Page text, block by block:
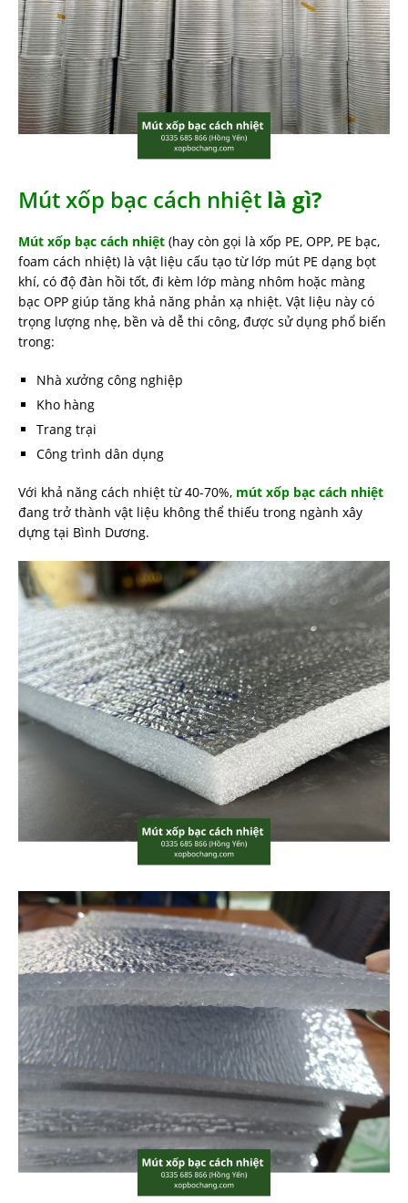
Mút xốp bạc cách nhiệt là gì?
Mút xốp bạc cách nhiệt (hay còn gọi là xốp PE, OPP, PE bạc,
foam cách nhiệt) là vật liệu cấu tạo từ lớp mút PE dạng bọt
khí, có độ đàn hồi tốt, đi kèm lớp màng nhôm hoặc màng
bạc OPP giúp tăng khả năng phản xạ nhiệt. Vật liệu này có
trọng lượng nhẹ, bền và dễ thi công, được sử dụng phổ biến
trong:
Nhà xưởng công nghiệp
Kho hàng
Trang trại
Công trình dân dụng
Với khả năng cách nhiệt từ 40-70%, mút xốp bạc cách nhiệt
đang trở thành vật liệu không thể thiếu trong ngành xây
dựng tại Bình Dương.